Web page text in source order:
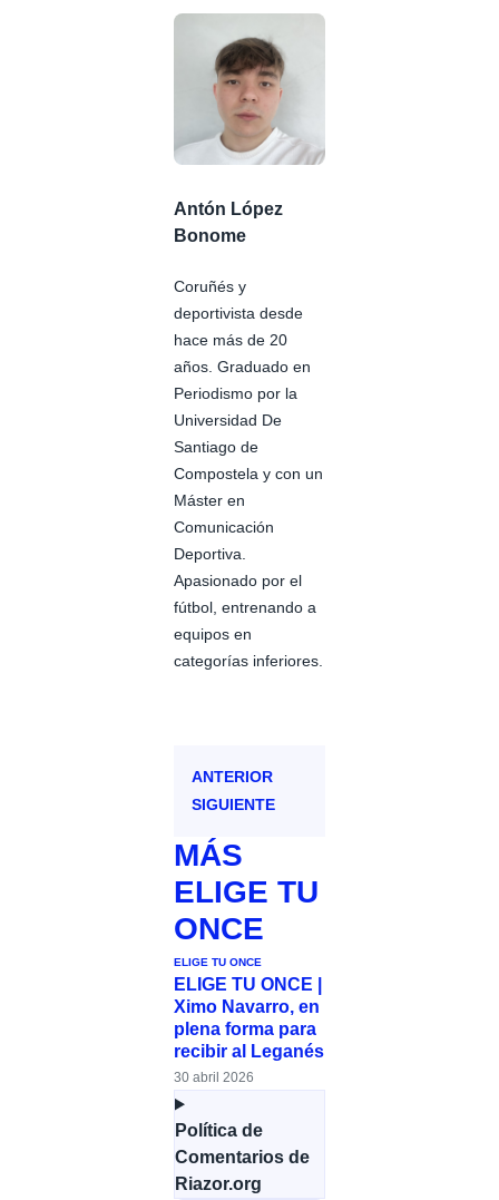
Antón López
Bonome
Coruñés y
deportivista desde
hace más de 20
años. Graduado en
Periodismo por la
Universidad De
Santiago de
Compostela y con un
Máster en
Comunicación
Deportiva.
Apasionado por el
fútbol, entrenando a
equipos en
categorías inferiores.
ANTERIOR
SIGUIENTE
MÁS
ELIGE TU
ONCE
ELIGE TU ONCE
ELIGE TU ONCE |
Ximo Navarro, en
plena forma para
recibir al Leganés
30 abril 2026
Política de
Comentarios de
Riazor.org